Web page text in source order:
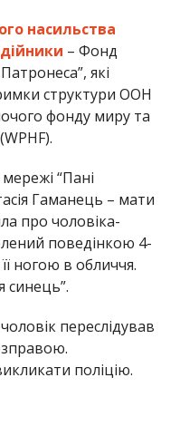
синець”.
переслідував
поліцію.